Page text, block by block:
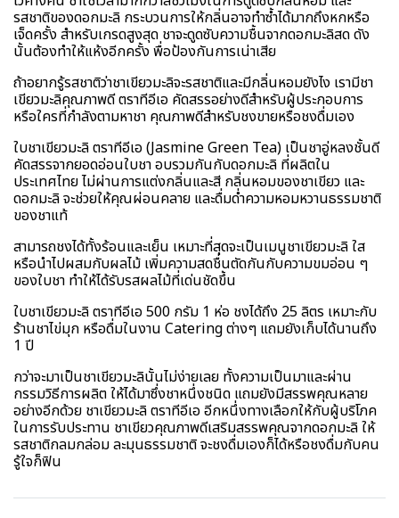
รสชาติของดอกมะลิ กระบวนการให้กลิ่นอาจทำซ้ำได้มากถึงหกหรือ
เจ็ดครั้ง สำหรับเกรดสูงสุด ชาจะดูดซับความชื้นจากดอกมะลิสด ดัง
นั้นต้องทำให้แห้งอีกครั้ง พื่อป้องกันการเน่าเสีย
ถ้าอยากรู้รสชาติว่าชาเขียวมะลิจะรสชาติและมีกลิ่นหอมยังไง เรามีชา
เขียวมะลิคุณภาพดี ตราทีอีเอ คัดสรรอย่างดีสำหรับผู้ประกอบการ
หรือใครที่กำลังตามหาชา คุณภาพดีสำหรับชงขายหรือชงดื่มเอง
ใบชาเขียวมะลิ ตราทีอีเอ (Jasmine Green Tea) เป็นชาอู่หลงชั้นดี
คัดสรรจากยอดอ่อนใบชา อบรวมกันกับดอกมะลิ ที่ผลิตใน
ประเทศไทย ไม่ผ่านการแต่งกลิ่นและสี กลิ่นหอมของชาเขียว และ
ดอกมะลิ จะช่วยให้คุณผ่อนคลาย และดื่มด่ำความหอมหวานธรรมชาติ
ของชาแท้
สามารถชงได้ทั้งร้อนและเย็น เหมาะที่สุดจะเป็นเมนูชาเขียวมะลิ ใส
หรือนำไปผสมกับผลไม้ เพิ่มความสดชื่นตัดกันกับความขมอ่อน ๆ
ของใบชา ทำให้ได้รับรสผลไม้ที่เด่นชัดขึ้น
ใบชาเขียวมะลิ ตราทีอีเอ 500 กรัม 1 ห่อ ชงได้ถึง 25 ลิตร เหมาะกับ
ร้านชาไข่มุก หรือดื่มในงาน Catering ต่างๆ แถมยังเก็บได้นานถึง
1 ปี
กว่าจะมาเป็นชาเขียวมะลินั้นไม่ง่ายเลย ทั้งความเป็นมาและผ่าน
กรรมวิธีการผลิต ให้ได้มาซึ่งชาหนึ่งชนิด แถมยังมีสรรพคุณหลาย
อย่างอีกด้วย ชาเขียวมะลิ ตราทีอีเอ อีกหนึ่งทางเลือกให้กับผู้บริโภค
ในการรับประทาน ชาเขียวคุณภาพดีเสริมสรรพคุณจากดอกมะลิ ให้
รสชาติกลมกล่อม ละมุนธรรมชาติ จะชงดื่มเองก็ได้หรือชงดื่มกับคน
รู้ใจก็ฟิน